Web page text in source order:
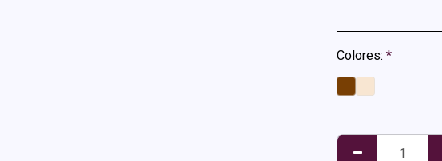
Colores: *